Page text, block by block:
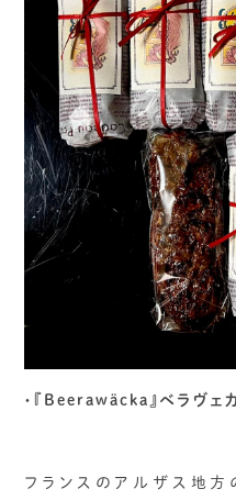
・『Beerawäcka』ベラヴェ
フランスのアルザス地方